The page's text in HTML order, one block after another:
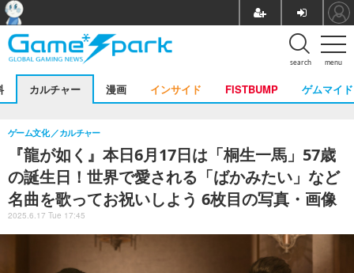
menu
search
カルチャー 漫画 インサイド FISTBUMP ゲムマイド
『龍が如く』本日6月17日は「桐生一馬」57歳
の誕生日！世界で愛される「ばかみたい」など
名曲を歌ってお祝いしよう 6枚目の写真・画像
ゲーム文化 カルチャー
2025.6.17 Tue 17:45